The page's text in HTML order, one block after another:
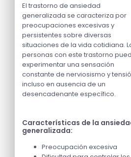
El trastorno de ansiedad
generalizada se caracteriza por
preocupaciones excesivas y
persistentes sobre diversas
situaciones de la vida cotidiana.
personas con este trastorno
experimentar una sensación
constante de nerviosismo y
incluso en ausencia de un
desencadenante específico.
Características de la
generalizada:
Preocupación excesiva